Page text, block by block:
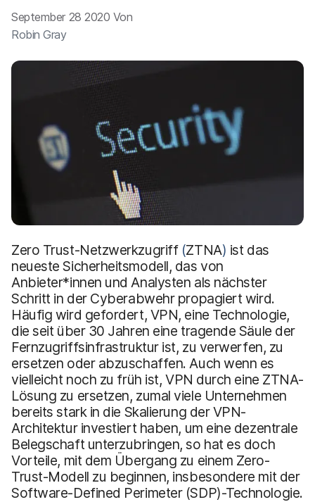
u
p
September 28 2020 Von
Robin Gray
Zero Trust-Netzwerkzugriff (ZTNA) ist das
neueste Sicherheitsmodell, das von
Anbieter*innen und Analysten als nächster
Schritt in der Cyberabwehr propagiert wird.
Häufig wird gefordert, VPN, eine Technologie,
die seit über 30 Jahren eine tragende Säule der
Fernzugriffsinfrastruktur ist, zu verwerfen, zu
ersetzen oder abzuschaffen. Auch wenn es
vielleicht noch zu früh ist, VPN durch eine ZTNA-
Lösung zu ersetzen, zumal viele Unternehmen
bereits stark in die Skalierung der VPN-
Architektur investiert haben, um eine dezentrale
Belegschaft unterzubringen, so hat es doch
Vorteile, mit dem Übergang zu einem Zero-
Trust-Modell zu beginnen, insbesondere mit der
Software-Defined Perimeter (SDP)-Technologie.